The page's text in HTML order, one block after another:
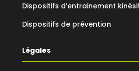
Dispositifs d’entrainement
Dispositifs de prévention
Légales